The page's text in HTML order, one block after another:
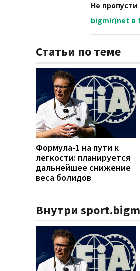
Не
bigmir)net в
Статьи по теме
Формула-1 на пути к
легкости: планируется
дальнейшее снижение
веса болидов
Внутри